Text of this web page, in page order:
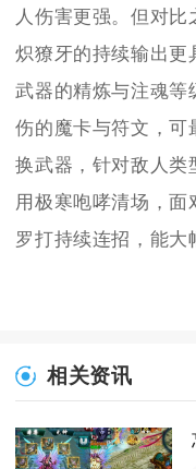
人伤害更强。但对
炽獠牙的持续输出更
武器的精炼与注魂等
伤的魔卡与符文，可
换武器，针对敌人类
用极寒咆哮清场，面
罗打持续连招，能大
相关资讯